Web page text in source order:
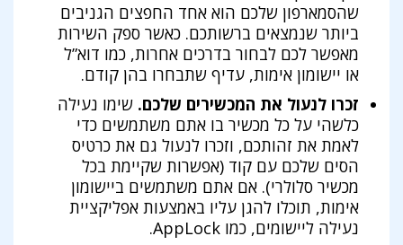
שהסמארפון שלכם הוא אחד החפצים הגניבים
ביותר שנמצאים ברשותכם. כאשר ספק השירות
מאפשר לכם לבחור בדרכים אחרות, כמו דוא”ל
או יישומון אימות, עדיף שתבחרו בהן קודם.
זכרו לנעול את המכשירים שלכם. שימו נעילה
כלשהי על כל מכשיר בו אתם משתמשים כדי
לאמת את זהותכם, וזכרו לנעול גם את כרטיס
הסים שלכם עם קוד (אפשרות שקיימת בכל
מכשיר סלולרי). אם אתם משתמשים ביישומון
אימות, תוכלו להגן עליו באמצעות אפליקציית
נעילה ליישומים, כמו AppLock.